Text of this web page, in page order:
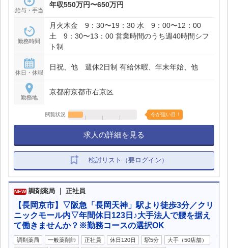
給与・手当
年収550万円〜650万円
勤務時間
月火木金 9：30〜19：30 水 9：00〜12：00
土 9：30〜13：00 営業時間のうち週40時間シフ
ト制
休日・休暇
日祝、他 週休2日制 有給休暇、年末年始、他
勤務地
京都府京都市右京区
閲覧状況 今が狙い目！
求人の詳細を見る
検討リスト（要ログイン）
NEW 調剤薬局 ｜ 正社員
【長岡京市】▽阪急「長岡天神」駅より徒歩3分／クリ
ニックモール内▽年間休日123日♪大手法人で腰を据え
て働きませんか？※勤務コースの選択OK
調剤薬局 一般薬剤師 正社員 休日120日 駅5分
大手（50店舗）